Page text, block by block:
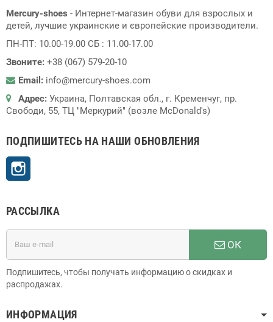
Mercury-shoes - Интернет-магазин обуви для взрослых и
детей, лучшие украинские и європейские производители.
ПН-ПТ: 10.00-19.00 СБ : 11.00-17.00
Звоните: +38 (067) 579-20-10
Email: info@mercury-shoes.com
Адрес: Украина, Полтавская обл., г. Кременчуг, пр.
Свободи, 55, ТЦ "Меркурий" (возле McDonald's)
ПОДПИШИТЕСЬ НА НАШИ ОБНОВЛЕНИЯ
РАССЫЛКА
ОК
Подпишитесь, чтобы получать информацию о скидках и
распродажах.
ИНФОРМАЦИЯ